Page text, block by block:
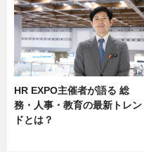
HR EXPO主催者が語る 総
務・人事・教育の最新トレン
ドとは？